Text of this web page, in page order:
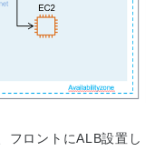
フロントにALB設置し